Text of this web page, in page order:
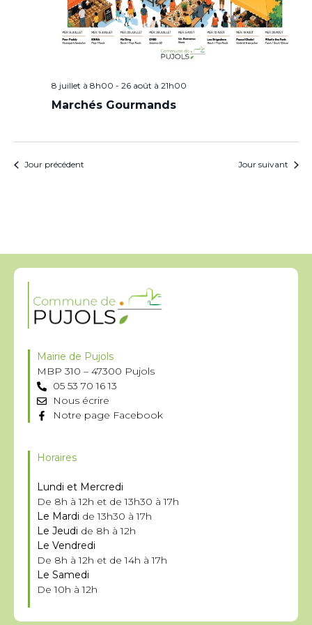
8 juillet à 8h00 - 26 août à 21h00
Marchés Gourmands
Jour précédent Jour suivant
Mairie de Pujols
MBP 310 – 47300 Pujols
05 53 70 16 13
Nous écrire
Notre page Facebook
Horaires
Lundi et Mercredi
De 8h à 12h et de 13h30 à 17h
Le Mardi de 13h30 à 17h
Le Jeudi de 8h à 12h
Le Vendredi
De 8h à 12h et de 14h à 17h
Le Samedi
De 10h à 12h